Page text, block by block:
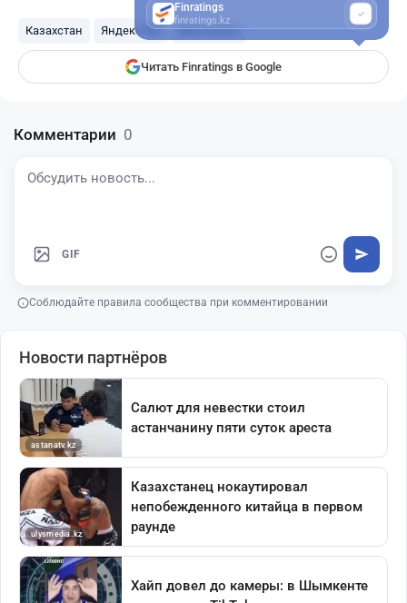
Казахстан Яндекс GO Бесплатно
Читать Finratings в Google
Finratings
finratings.kz
Комментарии 0
GIF
Соблюдайте правила сообщества при комментировании